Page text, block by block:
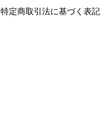
特定商取引法に基づく表記